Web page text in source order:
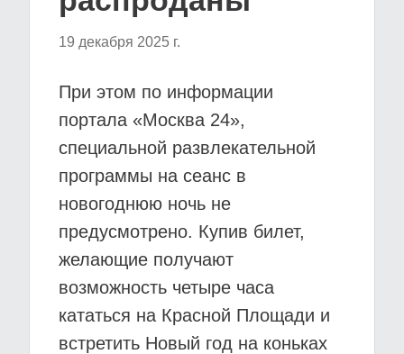
19 декабря 2025 г.
При этом по информации
портала «Москва 24»,
специальной развлекательной
программы на сеанс в
новогоднюю ночь не
предусмотрено. Купив билет,
желающие получают
возможность четыре часа
кататься на Красной Площади и
встретить Новый год на коньках